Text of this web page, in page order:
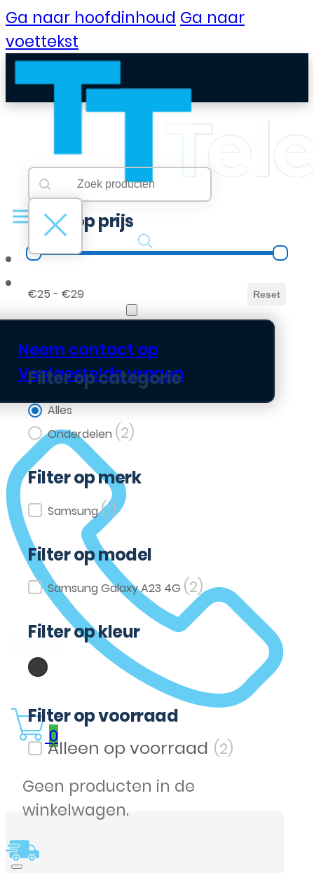
Ga naar hoofdinhoud Ga naar
voettekst
B2B Portaal
Neem contact op
Veelgestelde vragen
0
Geen producten in de
winkelwagen.
Searchbar
Search content
Filter op prijs
Filter op prijs
€25 - €29 Reset
Filter op categorie
Filter op categorie
Alles
Onderdelen (2)
Filter op merk
Filter op merk
Samsung(1)
Filter op model
Filter op model
Samsung Galaxy A23 4G (2)
Filter op kleur
Filter op kleur
(1)
Filter op voorraad
Filter op voorraad (2)